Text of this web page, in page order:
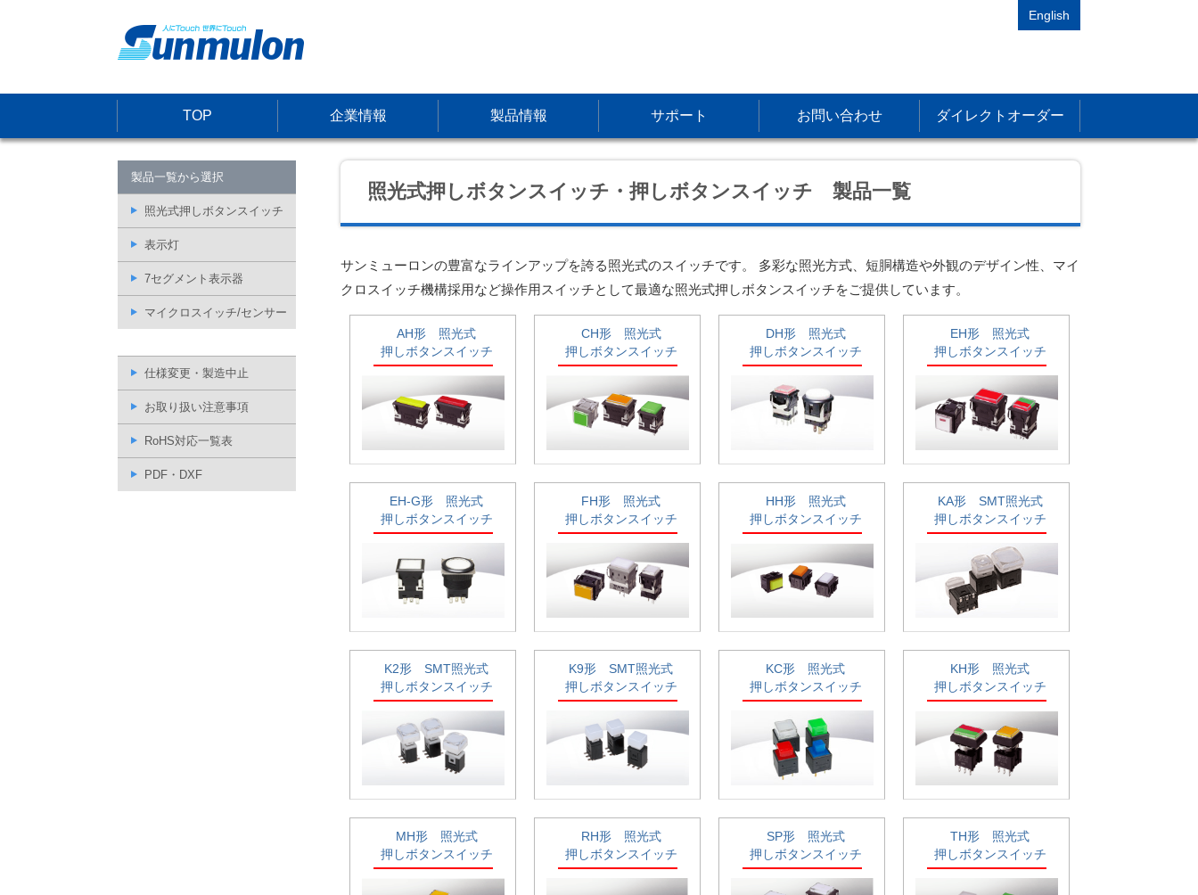
English
TOP 企業情報 製品情報 サポート お問い合わせ ダイレクトオーダー
照光式押しボタンスイッチ・押しボタンスイッチ 製品一覧
サンミューロンの豊富なラインアップを誇る照光式のスイッチです。 多彩な照光方式、短胴構造や外観のデザイン性、マイ
クロスイッチ機構採用など操作用スイッチとして最適な照光式押しボタンスイッチをご提供しています。
AH形 照光式
押しボタンスイッチ
CH形 照光式
押しボタンスイッチ
DH形 照光式
押しボタンスイッチ
EH形 照光式
押しボタンスイッチ
EH-G形 照光式
押しボタンスイッチ
FH形 照光式
押しボタンスイッチ
HH形 照光式
押しボタンスイッチ
KA形 SMT照光式
押しボタンスイッチ
K2形 SMT照光式
押しボタンスイッチ
K9形 SMT照光式
押しボタンスイッチ
KC形 照光式
押しボタンスイッチ
KH形 照光式
押しボタンスイッチ
MH形 照光式
押しボタンスイッチ
RH形 照光式
押しボタンスイッチ
SP形 照光式
押しボタンスイッチ
TH形 照光式
押しボタンスイッチ
製品一覧から選択
照光式押しボタンスイッチ
表示灯
7セグメント表示器
マイクロスイッチ/センサー
仕様変更・製造中止
お取り扱い注意事項
RoHS対応一覧表
PDF・DXF